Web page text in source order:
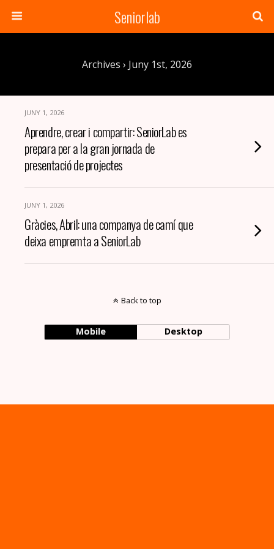
Seniorlab
Archives › Juny 1st, 2026
JUNY 1, 2026
Aprendre, crear i compartir: SeniorLab es
prepara per a la gran jornada de
presentació de projectes
JUNY 1, 2026
Gràcies, Abril: una companya de camí que
deixa empremta a SeniorLab
Back to top
Mobile Desktop